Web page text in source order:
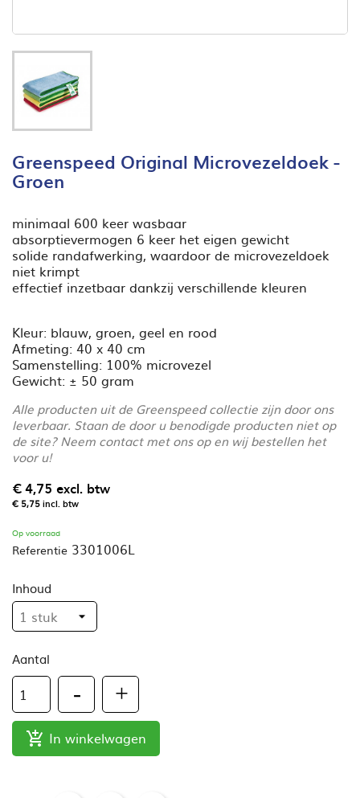
Greenspeed Original Microvezeldoek -
Groen
minimaal 600 keer wasbaar
absorptievermogen 6 keer het eigen gewicht
solide randafwerking, waardoor de microvezeldoek
niet krimpt
effectief inzetbaar dankzij verschillende kleuren
Kleur: blauw, groen, geel en rood
Afmeting: 40 x 40 cm
Samenstelling: 100% microvezel
Gewicht: ± 50 gram
Alle producten uit de Greenspeed collectie zijn door ons
leverbaar. Staan de door u benodigde producten niet op
de site? Neem contact met ons op en wij bestellen het
voor u!
€ 4,75 excl. btw
€ 5,75incl. btw
Op voorraad
Referentie 3301006L
Inhoud
Aantal
 In winkelwagen